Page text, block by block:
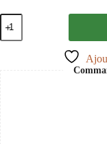
quantité
de
Magnifico